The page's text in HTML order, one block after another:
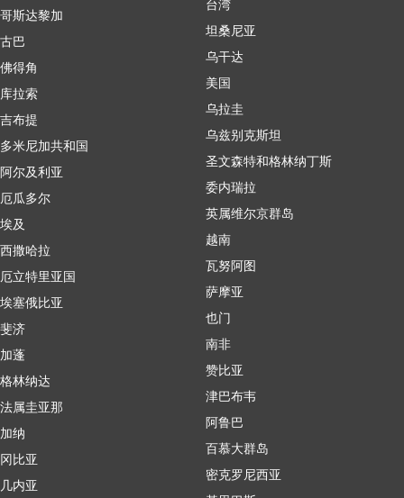
哥斯达黎加
古巴
佛得角
库拉索
吉布提
多米尼加共和国
阿尔及利亚
厄瓜多尔
埃及
西撒哈拉
厄立特里亚国
埃塞俄比亚
斐济
加蓬
格林纳达
法属圭亚那
加纳
冈比亚
几内亚
台湾
坦桑尼亚
乌干达
美国
乌拉圭
乌兹别克斯坦
圣文森特和格林纳丁斯
委内瑞拉
英属维尔京群岛
越南
瓦努阿图
萨摩亚
也门
南非
赞比亚
津巴布韦
阿鲁巴
百慕大群岛
密克罗尼西亚